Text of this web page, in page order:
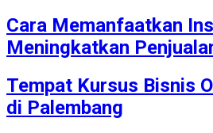
Cara Memanfaatkan
Meningkatkan
Tempat Kursus Bisnis
di Palembang